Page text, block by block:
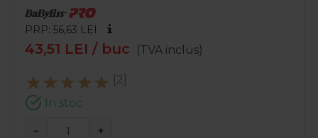
PRP: 56,63 LEI
43,51 LEI / buc (TVA inclus)
[2]
In stoc
− +